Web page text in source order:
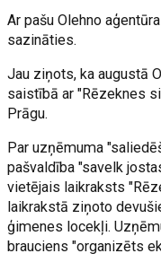
Ar pašu Olehno
sazināties.
Jau ziņots, ka augustā
saistībā ar "Rēzeknes
Prāgu.
Par uzņēmuma
pašvaldība "savelk
vietējais laikraksts
laikrakstā ziņoto
ģimenes locekļi.
brauciens "organizēts